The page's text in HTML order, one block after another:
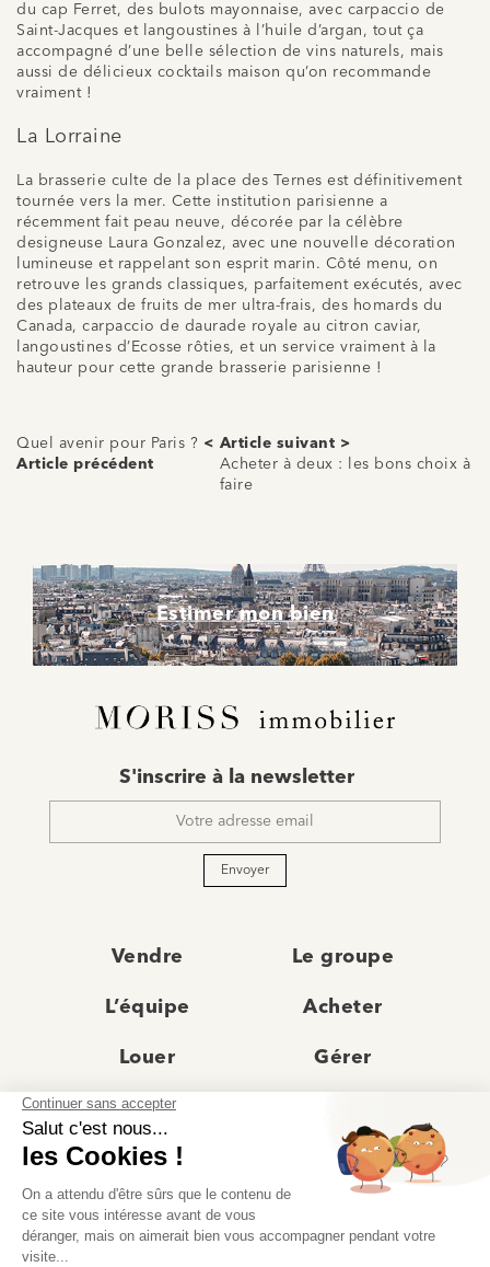
du cap Ferret, des bulots mayonnaise, avec carpaccio de
Saint-Jacques et langoustines à l’huile d’argan, tout ça
accompagné d’une belle sélection de vins naturels, mais
aussi de délicieux cocktails maison qu’on recommande
vraiment !
La Lorraine
La brasserie culte de la place des Ternes est définitivement
tournée vers la mer. Cette institution parisienne a
récemment fait peau neuve, décorée par la célèbre
designeuse Laura Gonzalez, avec une nouvelle décoration
lumineuse et rappelant son esprit marin. Côté menu, on
retrouve les grands classiques, parfaitement exécutés, avec
des plateaux de fruits de mer ultra-frais, des homards du
Canada, carpaccio de daurade royale au citron caviar,
langoustines d’Ecosse rôties, et un service vraiment à la
hauteur pour cette grande brasserie parisienne !
Quel avenir pour Paris ? <
Article précédent
Article suivant >
Acheter à deux : les bons choix à
faire
Estimer mon bien
mail
S'inscrire à la newsletter
Envoyer
Vendre Le groupe
L’équipe Acheter
Louer Gérer
Actualités
Recrutement Avis clients
Prestige